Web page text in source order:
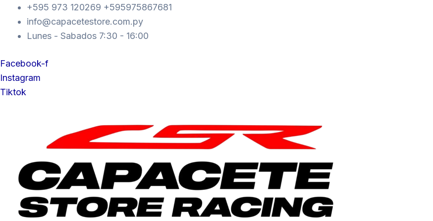
contenido
+595 973 120269 +595975867681
info@capacetestore.com.py
Lunes - Sabados 7:30 - 16:00
Facebook-f
Instagram
Tiktok